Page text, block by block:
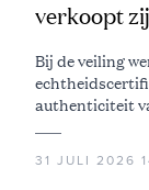
verkoopt
Bij de veiling
authenticiteit
31 JULI 2026